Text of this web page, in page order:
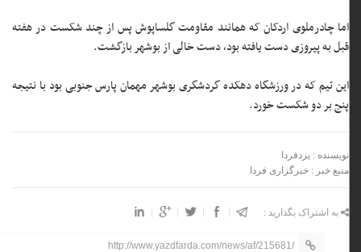
اما چادرملوی اردکان که همانند مقاومت گلساپوش پس از چند شکست در هفته
قبل به پیروزی دست یافته بود، دست خالی از بوشهر بازگشت.
این تیم که در ورزشگاه دهکده گردشگری بوشهر مهمان پارس جنوبی بود با نتیجه
پنج بر دو شکست خورد.
نویسنده : یزدفردا
منبع خبر : خبرگزاری فردا
به اشتراک بگذارید :
http://www.yazdfarda.com/news/af/215681/